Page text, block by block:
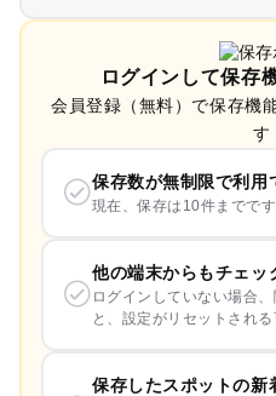
ログインして保存
会員登録（無料）で保存機
す
保存数が無制限で利用
現在、保存は10件までです
他の端末からもチェッ
ログインしていない場合
と、設定がリセットされ
保存したスポットの新